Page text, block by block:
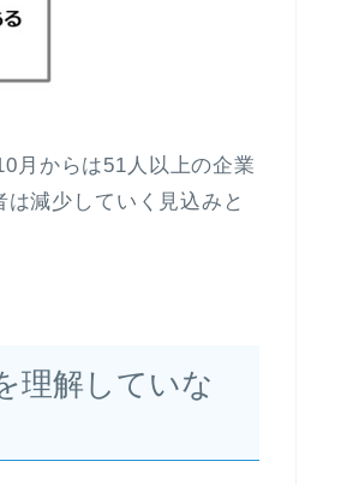
月からは51人以上の企業
減少していく見込みと
理解していな